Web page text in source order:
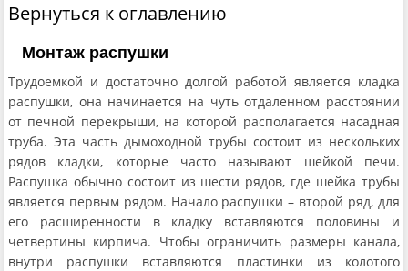
Вернуться к оглавлению
Монтаж распушки
Трудоемкой и достаточно долгой работой является кладка
распушки, она начинается на чуть отдаленном расстоянии
от печной перекрыши, на которой располагается насадная
труба. Эта часть дымоходной трубы состоит из нескольких
рядов кладки, которые часто называют шейкой печи.
Распушка обычно состоит из шести рядов, где шейка трубы
является первым рядом. Начало распушки – второй ряд, для
его расширенности в кладку вставляются половины и
четвертины кирпича. Чтобы ограничить размеры канала,
внутри распушки вставляются пластинки из колотого